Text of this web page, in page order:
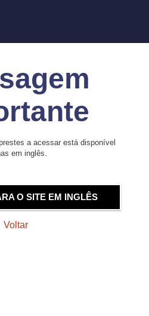
a acessar está disponível
em inglês.
O SITE EM INGLÊS
Voltar